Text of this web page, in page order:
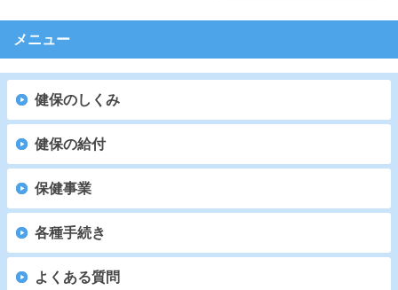
メニュー
健保のしくみ
健保の給付
保健事業
各種手続き
よくある質問